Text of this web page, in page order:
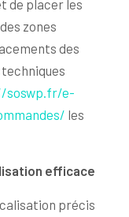
de placer les
zones
des
e-
les
efficace
précis